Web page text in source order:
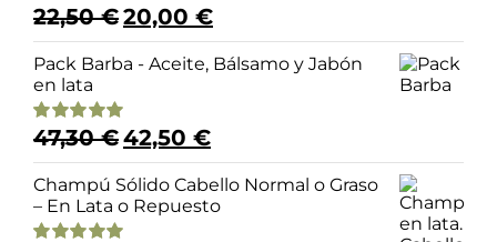
Valorado
4.98
22,50€ El
precio
original
era:
20,00 €El
precio
actual
es:
Pack Barba - Aceite, Bálsamo y Jabón
en lata
Valorado
5.00
47,30€ El
precio
original
era:
47,30 €.
42,50 €El
precio
actual
es:
42,50 €.
Champú Sólido Cabello Normal o Graso
– En Lata o Repuesto